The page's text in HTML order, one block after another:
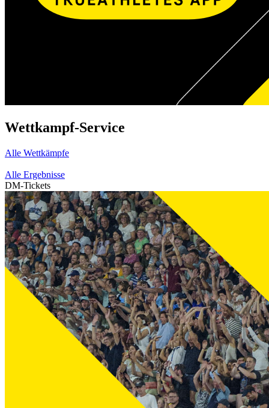
Wettkampf-Service
Alle Wettkämpfe
Alle Ergebnisse
DM-Tickets